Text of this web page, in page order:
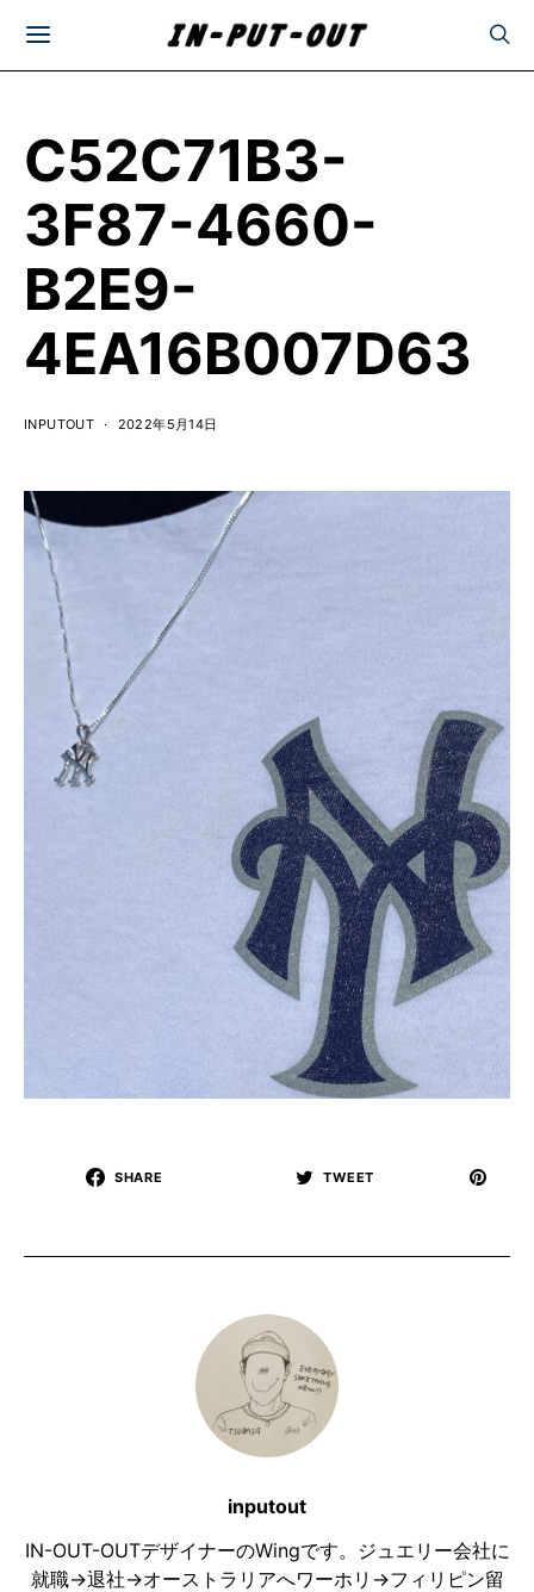
C52C71B3-
3F87-4660-
B2E9-
4EA16B007D63
INPUTOUT 2022年5月14日
SHARE TWEET
inputout
IN-OUT-OUTデザイナーのWingです。ジュエリー会社に
就職→退社→オーストラリアへワーホリ→フィリピン留